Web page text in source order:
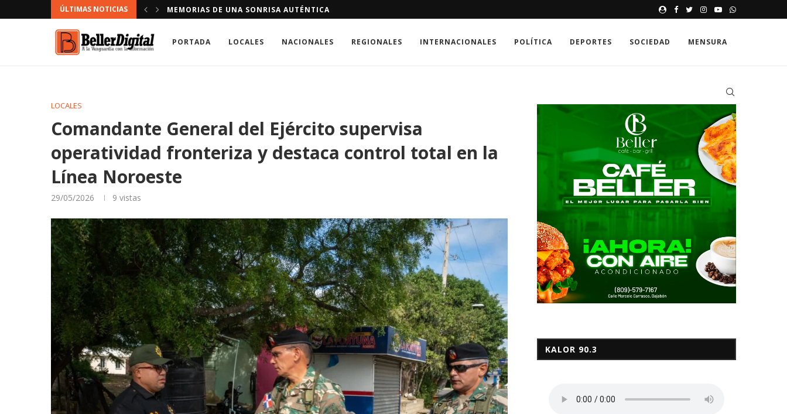
ÚLTIMAS NOTICIAS FAMILIAS CON AME SIGUEN ESPERANDO EL TRATAMIENTO MÉDICO EL CAFÉ COMO EXCUSA
PORTADA LOCALES NACIONALES REGIONALES INTERNACIONALES POLÍTICA DEPORTES SOCIEDAD MENSURA
LOCALES
Comandante General del Ejército supervisa
operatividad fronteriza y destaca control total en la
Línea Noroeste
29/05/2026 9 vistas
KALOR 90.3